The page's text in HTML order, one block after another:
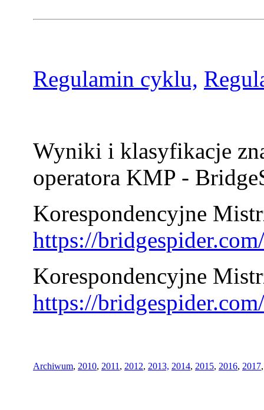
Regulamin cyklu,
Wyniki i klasyfikacje
operatora KMP -
Korespondencyjne
https://
Korespondencyjne
https://
Archiwum, 2010, 2011 , 2012, 2013, 2014, 2015, 2016, 2017